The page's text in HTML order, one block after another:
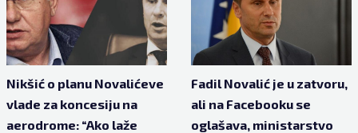
Nikšić o planu Novalićeve
vlade za koncesiju na
aerodrome: “Ako laže
Fadil Novalić je u zatvoru,
ali na Facebooku se
oglašava, ministarstvo